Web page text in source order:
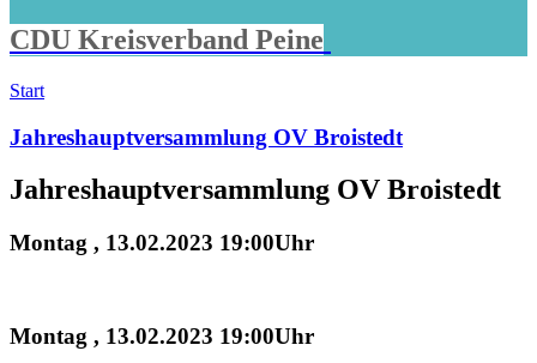
CDU Kreisverband Peine
Start
Jahreshauptversammlung OV Broistedt
Jahreshauptversammlung OV Broistedt
Montag , 13.02.2023 19:00Uhr
Montag , 13.02.2023 19:00Uhr